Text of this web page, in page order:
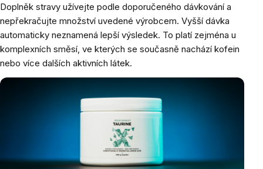
Doplněk stravy užívejte podle doporučeného dávkování a
nepřekračujte množství uvedené výrobcem. Vyšší dávka
automaticky neznamená lepší výsledek. To platí zejména u
komplexních směsí, ve kterých se současně nachází kofein
nebo více dalších aktivních látek.